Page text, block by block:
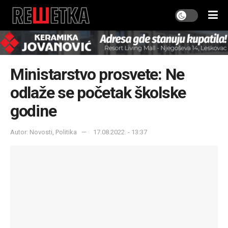
Ministarstvo prosvete: Ne
odlaže se početak školske
godine
Autor: Novosti, Politika 17.08.2022. - 13:37